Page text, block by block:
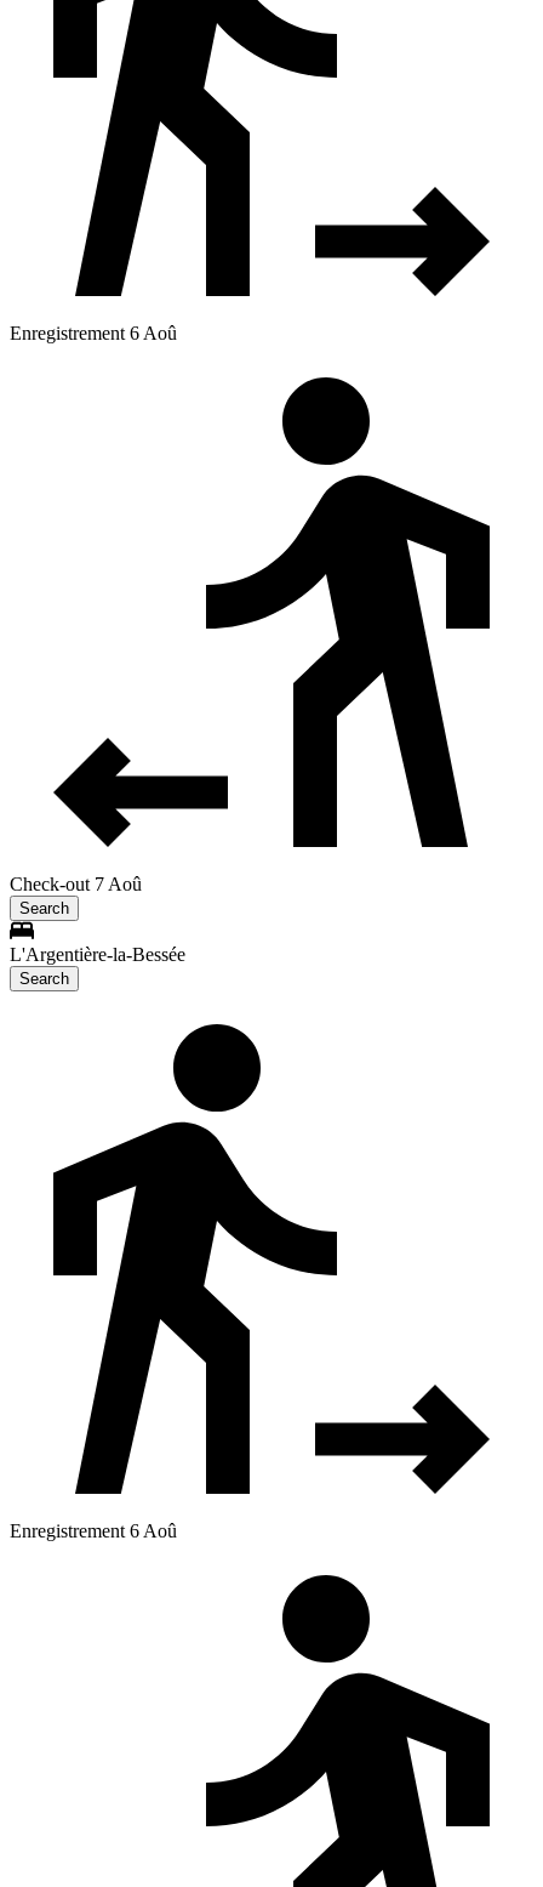
Enregistrement 6 Aoû
Check-out 7 Aoû
Search
L'Argentière-la-Bessée
Search
Enregistrement 6 Aoû